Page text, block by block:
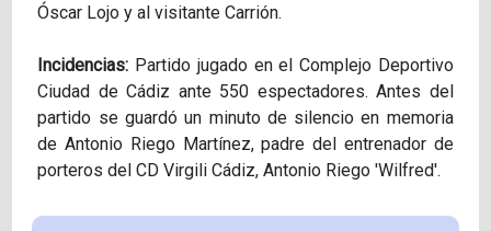
Óscar Lojo y al visitante Carrión.
Incidencias: Partido jugado en el Complejo Deportivo
Ciudad de Cádiz ante 550 espectadores. Antes del
partido se guardó un minuto de silencio en memoria
de Antonio Riego Martínez, padre del entrenador de
porteros del CD Virgili Cádiz, Antonio Riego 'Wilfred'.